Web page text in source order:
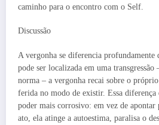
caminho para o encontro com o Self.
Discussão
A vergonha se diferencia profundamente
pode ser localizada em uma
norma – a vergonha recai sobre o
ferida no modo de existir. Essa diferença
poder mais corrosivo: em vez de apontar
ato, ela atinge a autoestima, paralisa o